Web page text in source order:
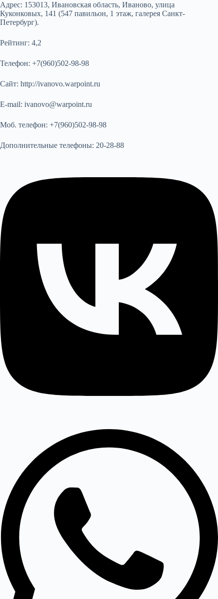
Адрес: 153013, Ивановская область, Иваново, улица
Куконковых, 141 (547 павильон, 1 этаж, галерея Санкт-
Петербург).
Рейтинг: 4,2
Телефон: +7(960)502-98-98
Сайт: http://ivanovo.warpoint.ru
E-mail: ivanovo@warpoint.ru
Моб. телефон: +7(960)502-98-98
Дополнительные телефоны: 20-28-88